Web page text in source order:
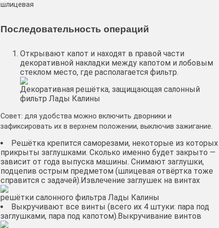
шлицевая
Последовательность операций
Открывают капот и находят в правой части
декоративной накладки между капотом и лобовым
стеклом место, где располагается фильтр.
Декоративная решётка, защищающая салонный
фильтр Лады Калины
Совет: для удобства можно включить дворники и
зафиксировать их в верхнем положении, выключив зажигание.
Решётка крепится саморезами, некоторые из которых
прикрыты заглушками. Сколько именно будет закрыто —
зависит от года выпуска машины. Снимают заглушки,
подцепив острым предметом (шлицевая отвёртка тоже
справится с задачей). Извлечение заглушек на винтах
решётки салонного фильтра Лады Калины
Выкручивают все винты (всего их 4 штуки: пара под
заглушками, пара под капотом). Выкручивание винтов